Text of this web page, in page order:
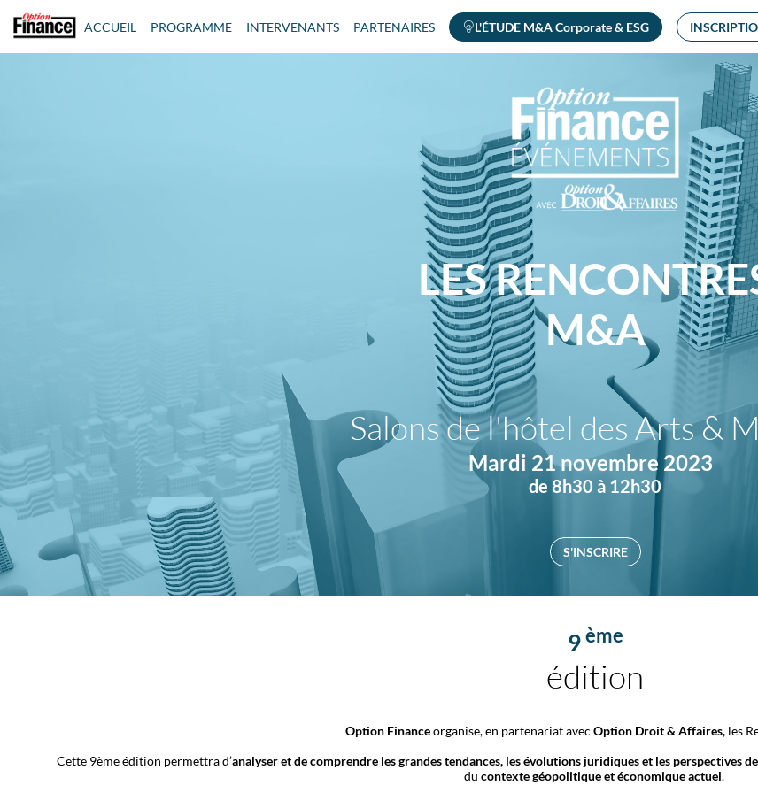
ACCUEIL PROGRAMME INTERVENANTS PARTENAIRES L'ÉTUDE M&A Corporate & ESG
LES
M&A
Salons de l'hôtel des Arts &
Mardi 21 novembre 2023
de 8h30 à 12h30
S'INSCRIRE
9ème
édition
Option Financeorganise, en partenariat avec Option Droit & Affaires,les
Cette 9ème édition permettra d’analyser et de comprendre les grandestendances, les évolutions juridiques et les perspectives
du contexte géopolitique et économique actuel.